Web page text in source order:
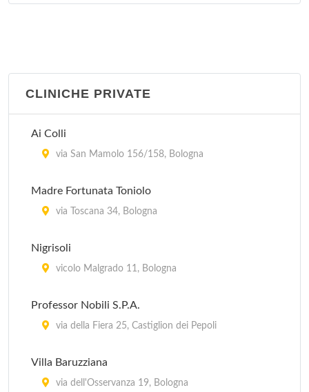
CLINICHE PRIVATE
Ai Colli
via San Mamolo 156/158, Bologna
Madre Fortunata Toniolo
via Toscana 34, Bologna
Nigrisoli
vicolo Malgrado 11, Bologna
Professor Nobili S.P.A.
via della Fiera 25, Castiglion dei Pepoli
Villa Baruzziana
via dell'Osservanza 19, Bologna